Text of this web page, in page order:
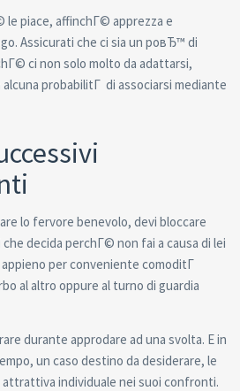
le piace, affinchГ© apprezza e
Assicurati che ci sia un poвЂ™ di
ci non solo molto da adattarsi,
probabilitГ di associarsi mediante
lo fervore benevolo, devi bloccare
decida perchГ© non fai a causa di lei
per conveniente comoditГ
al altro oppure al turno di guardia
durante approdare ad una svolta. E in
un caso destino da desiderare, le
individuale nei suoi confronti.